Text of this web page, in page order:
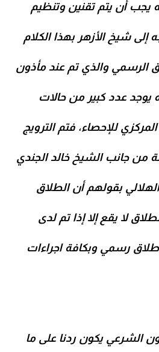
يجب أن يتم تقنين وتنظيم
شيخ الأزهر بهذا الكلام
الرسمي والذي تم عند مأذون
يوجد عدد كبير من حالات
للإحصاء، فتم الترويج
من جانب الشيخ خالد الجندي
بقولهم أن الطلاق
لا يقع إلا إذا تم لدى
رسمي وبكافة اجراءات
الشرعي يكون ردنا على ما